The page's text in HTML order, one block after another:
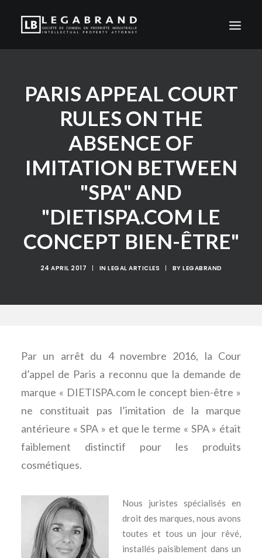
FIRM
CONTACT
PARIS APPEAL COURT
RULES ON THE
ABSENCE OF
IMITATION BETWEEN
"SPA" AND
"DIETISPA.COM LE
CONCEPT BIEN-ÊTRE"
24 APRIL 2017 | IN LEGAL ARTICLES | BY LEGABRAND
Par un arrêt du 4 novembre 2016, la Cour
d’appel de Paris a reconnu que la demande de
marque « DIETISPA.com le concept bien-être »
ne constituait pas l’imitation de la marque
antérieure « SPA » et que le terme « SPA » était
faiblement distinctif pour les produits
cosmétiques.
Nous juristes spécialisés en
droit des marques, nous avons
toutes et tous un jour rêvé,
installés paisiblement dans un